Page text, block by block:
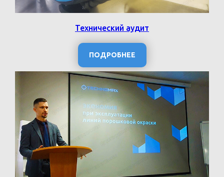
Технический аудит
ПОДРОБНЕЕ